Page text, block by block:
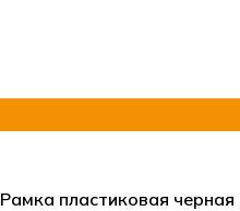
Рамка пластиковая